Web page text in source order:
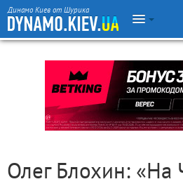
Динамо Киев от Шурика
Олег Блохин: